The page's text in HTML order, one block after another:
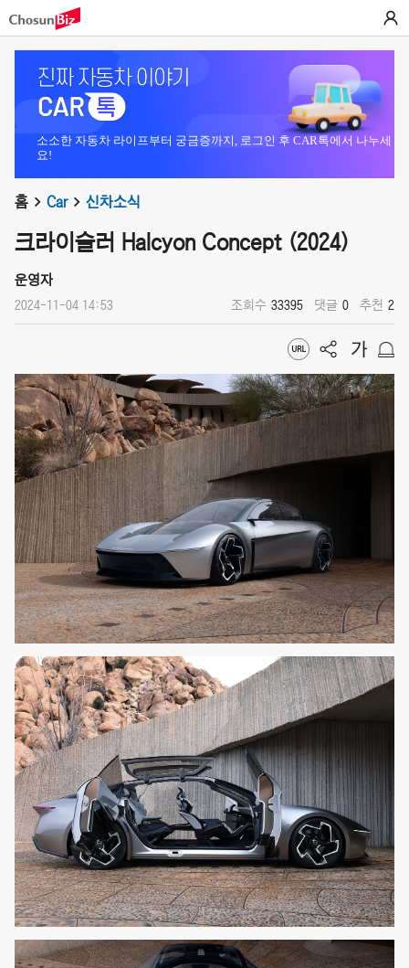
소소한 자동차 라이프부터 궁금증까지, 로그인 후 CAR톡에서 나누세
요!
홈 Car 신차소식
크라이슬러 Halcyon Concept (2024)
운영자
2024-11-04 14:53 조회수 33395 댓글 0 추천 2